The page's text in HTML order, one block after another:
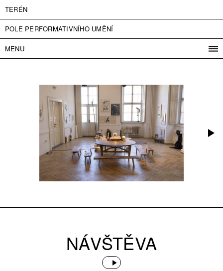
TERÉN
POLE PERFORMATIVNÍHO UMĚNÍ
MENU
VSTUPNÉ
PARTNEŘI
ENGLISH
NÁVŠTĚVA